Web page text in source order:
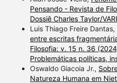
Pensando - Revista de
Dossiê Charles Taylor/
Luis Thiago Freire Dantas,
entre escritas
Filosofia: v. 15 n. 36
Problemáticas políticas,
Oswaldo Giacoia Jr.,
Natureza Humana em